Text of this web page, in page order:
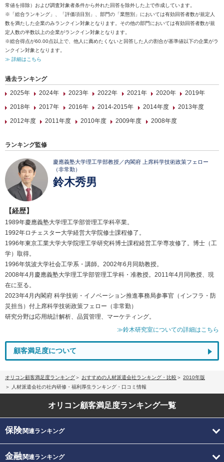
常値を排除）および調査対象者条件から外れた回答を除外した上で作成しています。
※「総合ランキング」、「評価項目別」、部門の「業態別」においては有効回答者数が規定人
数を満たした企業のみランクイン対象となります。その他の部門においては有効回答者数が規
定人数の半数以上の企業がランクイン対象となります。
※総合得点が60.00点以上で、他人に薦めたくないと回答した人の割合が基準値以下の企業がラ
ンクイン対象となります。
≫ 詳細はこちら
過去ランキング
2025年
2024年 2023年 2022年 2021年 2020年
2019年
2018年
2017年 2016年 2014-2015年 2014年度
2013年度
2012年度
2011年度 2010年度 2009年度 2008年度
ランキング監修
慶應義塾大学理工学部教授／内閣府 上席科学技術政策フェロー
（非常勤）
鈴木秀男
【経歴】
1989年慶應義塾大学理工学部管理工学科卒業。
1992年ロチェスター大学経営大学院修士課程修了。
1996年東京工業大学大学院理工学研究科博士課程経営工学専攻修了。博士（工
学）取得。
1996年筑波大学社会工学系・講師。2002年6月同助教授。
2008年4月慶應義塾大学理工学部管理工学科・准教授。2011年4月同教授、現
在に至る。
2023年4月内閣府 科学技術・イノベーション推進事務局参事官（インフラ・防
災担当）付上席科学技術政策フェロー（非常勤）
研究分野は応用統計解析、品質管理、マーケティング。
≫鈴木研究室についての詳細はこちら
顧客満足度について
オリコン顧客満足度ランキング おすすめの人材派遣会社ランキング・比較
2010年版
人材派遣会社の社内研修・福利厚生ランキング・口コミ情報
オリコン顧客満足度ランキング一覧
保険関連ランキング
金融関連ランキング